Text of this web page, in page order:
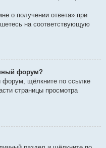
о получении ответа» при
на соответствующую
форум?
форум, щёлкните по ссылке
страницы просмотра